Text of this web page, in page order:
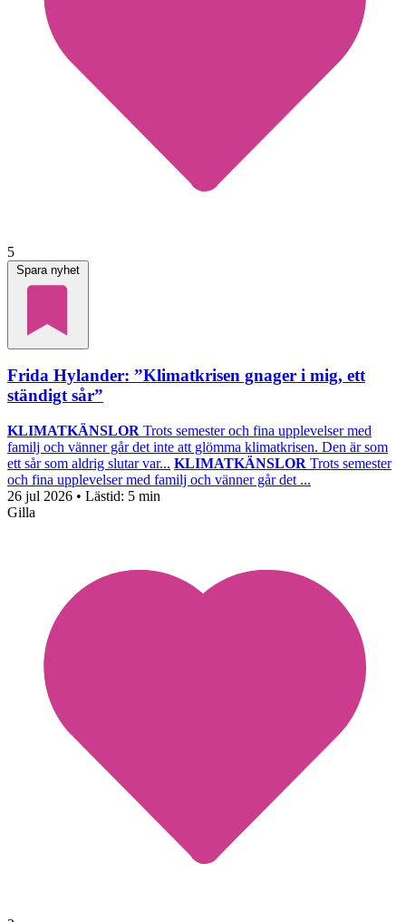
5
Spara nyhet
Frida Hylander: ”Klimatkrisen gnager i mig, ett
ständigt sår”
KLIMATKÄNSLOR Trots semester och fina upplevelser med
familj och vänner går det inte att glömma klimatkrisen. Den är som
ett sår som aldrig slutar var... KLIMATKÄNSLOR Trots semester
och fina upplevelser med familj och vänner går det ...
26 jul 2026 • Lästid: 5 min
Gilla